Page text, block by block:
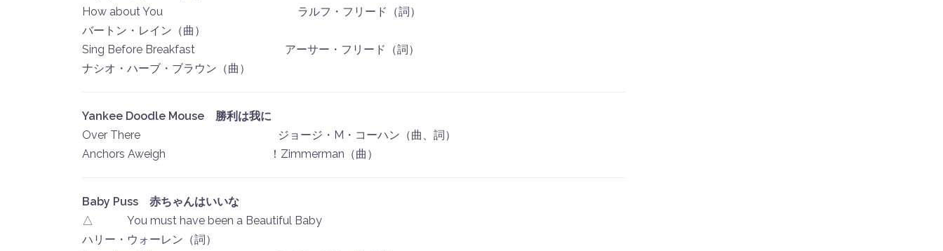
How about You ラルフ・フリード（詞）
バートン・レイン（曲）
Sing Before Breakfast アーサー・フリード（詞）
ナシオ・ハーブ・ブラウン（曲）
Yankee Doodle Mouse 勝利は我に
Over There ジョージ・M・コーハン（曲、詞）
Anchors Aweigh ！Zimmerman（曲）
Baby Puss 赤ちゃんはいいな
△ You must have been a Beautiful Baby
ハリー・ウォーレン（詞）